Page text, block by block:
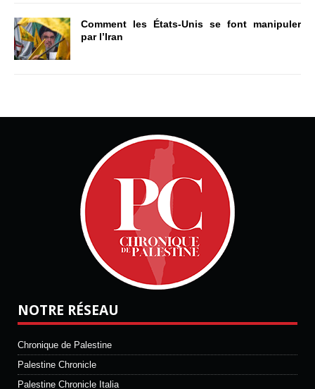
Comment les États-Unis se font manipuler
par l’Iran
NOTRE RÉSEAU
Chronique de Palestine
Palestine Chronicle
Palestine Chronicle Italia